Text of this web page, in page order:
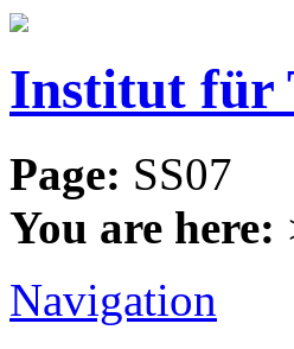
Institut für
Page: SS07
You are here:
Navigation